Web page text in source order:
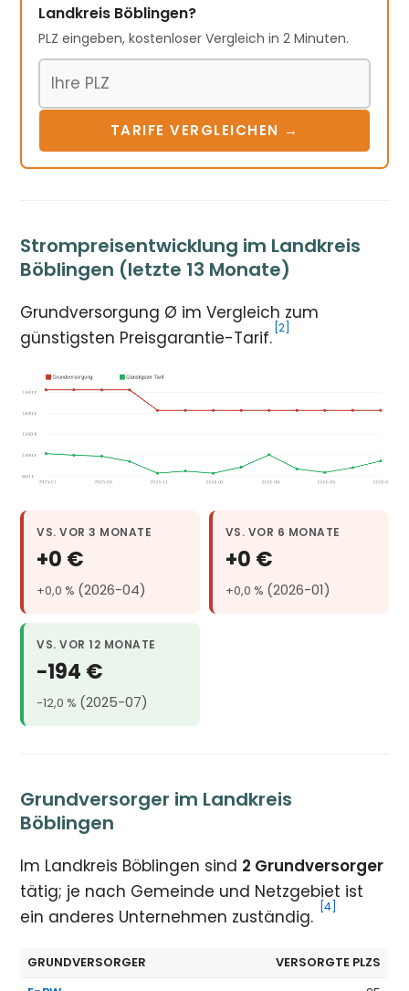
Landkreis Böblingen?
PLZ eingeben, kostenloser Vergleich in 2 Minuten.
TARIFE VERGLEICHEN →
Strompreisentwicklung im Landkreis
Böblingen (letzte 13 Monate)
Grundversorgung Ø im Vergleich zum
günstigsten Preisgarantie-Tarif. [2]
VS. VOR 3 MONATE
+0 €
+0,0 % (2026-04)
VS. VOR 6 MONATE
+0 €
+0,0 % (2026-01)
VS. VOR 12 MONATE
−194 €
−12,0 % (2025-07)
Grundversorger im Landkreis
Böblingen
Im Landkreis Böblingen sind 2 Grundversorger
tätig; je nach Gemeinde und Netzgebiet ist
ein anderes Unternehmen zuständig.
[4]
GRUNDVERSORGER
VERSORGTE PLZS